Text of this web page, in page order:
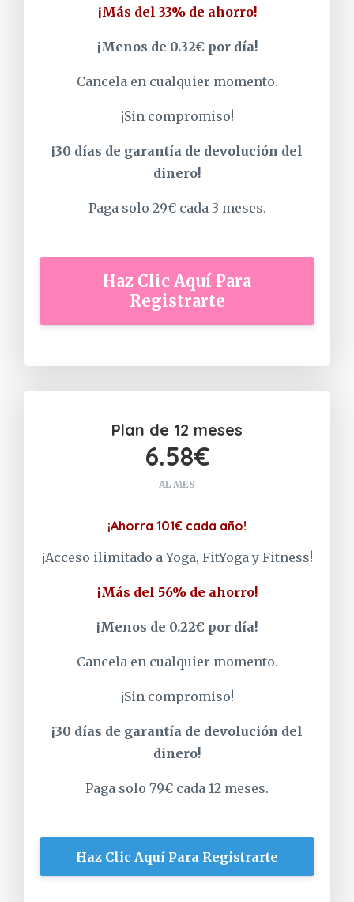
¡Más del 33% de ahorro!
¡Menos de 0.32€ por día!
Cancela en cualquier momento.
¡Sin compromiso!
¡30 días de garantía de devolución del
dinero!
Paga solo 29€ cada 3 meses.
Haz Clic Aquí Para
Registrarte
Plan de 12 meses
6.58€
AL MES
¡Ahorra 101€ cada año!
¡Acceso ilimitado a Yoga, FitYoga y Fitness!
¡Más del 56% de ahorro!
¡Menos de 0.22€ por día!
Cancela en cualquier momento.
¡Sin compromiso!
¡30 días de garantía de devolución del
dinero!
Paga solo 79€ cada 12 meses.
Haz Clic Aquí Para Registrarte